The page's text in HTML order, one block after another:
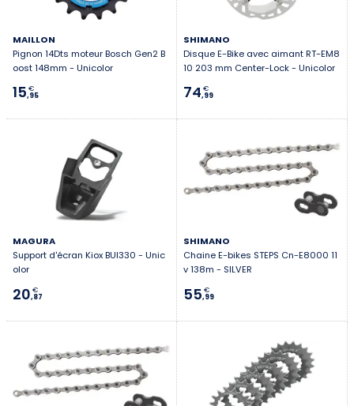
MAILLON
Pignon 14Dts moteur Bosch Gen2 B
oost 148mm - Unicolor
15,95
€
SHIMANO
Disque E-Bike avec aimant RT-EM8
10 203 mm Center-Lock - Unicolor
74,99
€
MAGURA
Support d'écran Kiox BUI330 - Unic
olor
20,87
€
SHIMANO
Chaine E-bikes STEPS Cn-E8000 11
v 138m - SILVER
55,99
€